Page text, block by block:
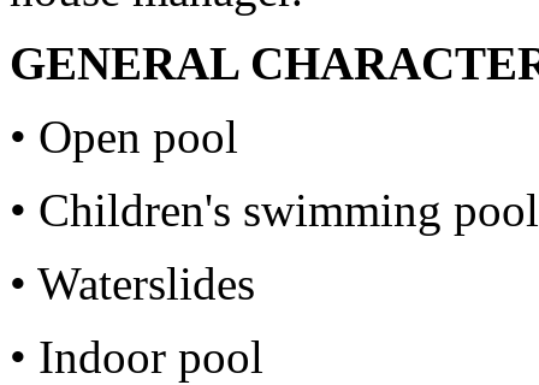
GENERAL
• Open pool
• Children's swimming pool
• Waterslides
• Indoor pool